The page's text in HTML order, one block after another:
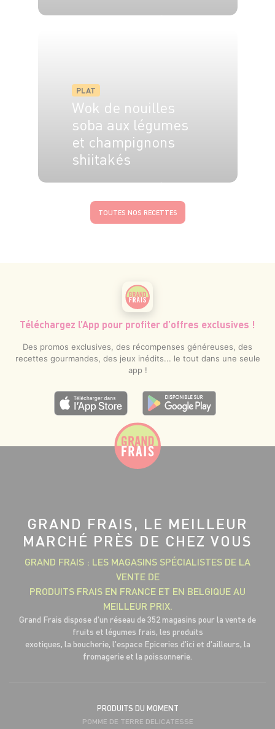
PLAT
Wok de nouilles
soba aux légumes
et champignons
shiitakés
TOUTES NOS RECETTES
Téléchargez l’App pour profiter d’offres exclusives !
Des promos exclusives, des récompenses généreuses, des
recettes gourmandes, des jeux inédits... le tout dans une seule
app !
GRAND FRAIS, LE MEILLEUR
MARCHÉ PRÈS DE CHEZ VOUS
GRAND FRAIS : LES MAGASINS SPÉCIALISTES DE LA
VENTE DE
PRODUITS FRAIS EN FRANCE ET EN BELGIQUE AU
MEILLEUR PRIX.
Grand Frais dispose d'un réseau de 352 magasins pour la vente de
fruits et légumes frais, les produits
exotiques, la boucherie, l'espace Epiceries d'ici et d'ailleurs, la
fromagerie et la poissonnerie.
PRODUITS DU MOMENT
POMME DE TERRE DELICATESSE